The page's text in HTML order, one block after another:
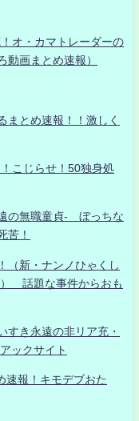
オ・カマトレーダーの
画まとめ速報）
まとめ速報！！激しく
こじらせ！50独身処
の無職童貞- ぼっちな
苦！
（新・ナンノひゃくし
） 話題な事件からおも
すき永遠の非リア充・
ックサイト
速報！キモデブおた